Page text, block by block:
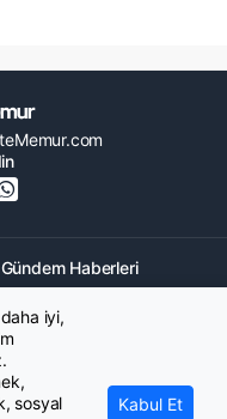
Haberleri
Haberleri
Haberleri
Verileri Haberleri
iyi,
sosyal
Kabul Et